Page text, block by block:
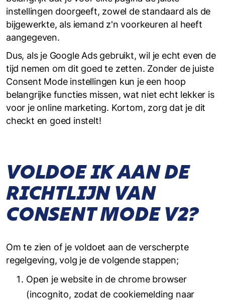
instellingen doorgeeft, zowel de standaard als de
bijgewerkte, als iemand z'n voorkeuren al heeft
aangegeven.
Dus, als je Google Ads gebruikt, wil je echt even de
tijd nemen om dit goed te zetten. Zonder de juiste
Consent Mode instellingen kun je een hoop
belangrijke functies missen, wat niet echt lekker is
voor je online marketing. Kortom, zorg dat je dit
checkt en goed instelt!
VOLDOE IK AAN DE
RICHTLIJN VAN
CONSENT MODE V2?
Om te zien of je voldoet aan de verscherpte
regelgeving, volg je de volgende stappen;
Open je website in de chrome browser
(incognito, zodat de cookiemelding naar